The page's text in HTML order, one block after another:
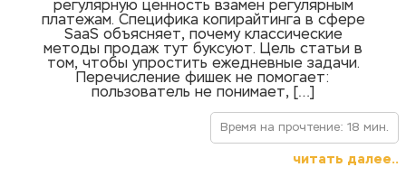
регулярную ценность взамен регулярным
платежам. Специфика копирайтинга в сфере
SaaS объясняет, почему классические
методы продаж тут буксуют. Цель статьи в
том, чтобы упростить ежедневные задачи.
Перечисление фишек не помогает:
пользователь не понимает, […]
Время на прочтение: 18 мин.
читать далее..